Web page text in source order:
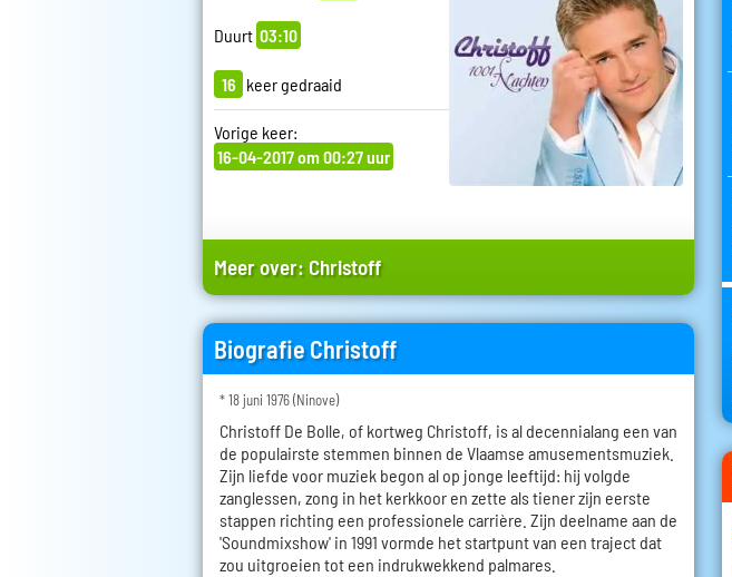
Duurt 03:10
16 keer gedraaid
Vorige keer:
16-04-2017 om 00:27 uur
Meer over: Christoff
Biografie Christoff
* 18 juni 1976 (Ninove)
Christoff De Bolle, of kortweg Christoff, is al decennialang een van
de populairste stemmen binnen de Vlaamse amusementsmuziek.
Zijn liefde voor muziek begon al op jonge leeftijd: hij volgde
zanglessen, zong in het kerkkoor en zette als tiener zijn eerste
stappen richting een professionele carrière. Zijn deelname aan de
'Soundmixshow' in 1991 vormde het startpunt van een traject dat
zou uitgroeien tot een indrukwekkend palmares.